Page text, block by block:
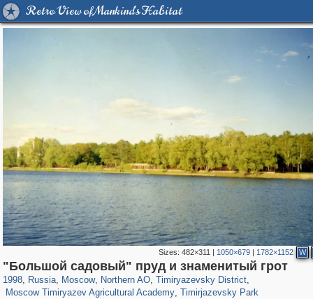
Retro View of Mankind's Habitat
Sizes:482×311 | 1050×679 | 1782×1152 W
"Большой садовый" пруд и знаменитый грот
1998, Russia
1,406,257 29,243
, Moscow
319,779 8,286
, Northern AO
22,533 598
, Timiryazevsky District
2,961 136
,
Moscow Timiryazev Agricultural Academy
1,466 90
, Timirjazevsky Park
4